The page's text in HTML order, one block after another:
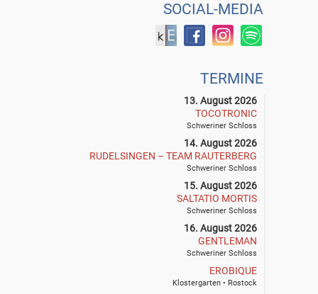
SOCIAL-MEDIA
TERMINE
13. August 2026
TOCOTRONIC
Schweriner Schloss
14. August 2026
RUDELSINGEN – TEAM RAUTERBERG
Schweriner Schloss
15. August 2026
SALTATIO MORTIS
Schweriner Schloss
16. August 2026
GENTLEMAN
Schweriner Schloss
EROBIQUE
Klostergarten • Rostock